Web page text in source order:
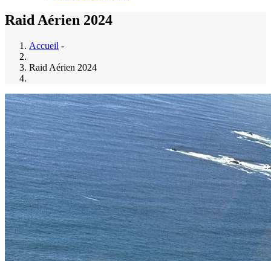
Raid Aérien 2024
Accueil -
Raid Aérien 2024